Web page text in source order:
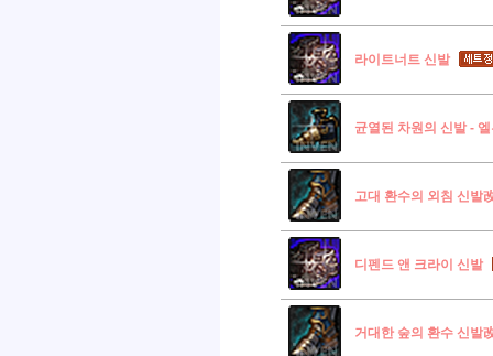
라이트너트 신발
균열된 차원의 신발 -
고대 환수의 외침 신발
디펜드 앤 크라이 신발
거대한 숲의 환수 신발